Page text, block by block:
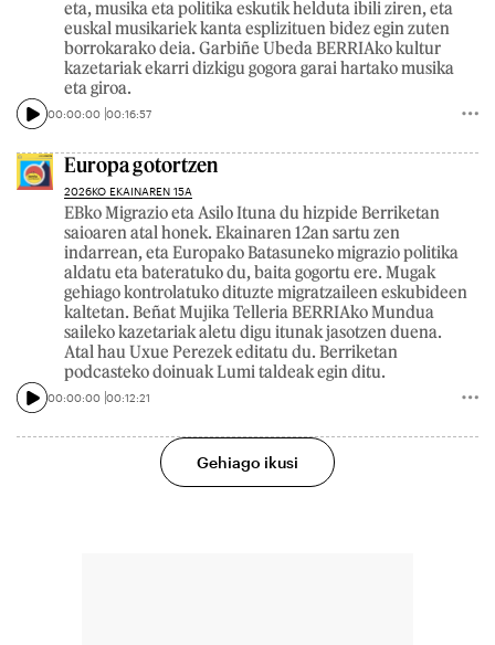
eta, musika eta politika eskutik helduta ibili ziren, eta
euskal musikariek kanta esplizituen bidez egin zuten
borrokarako deia. Garbiñe Ubeda BERRIAko kultur
kazetariak ekarri dizkigu gogora garai hartako musika
eta giroa.
00:00:00 00:16:57
Europa gotortzen
2026KO EKAINAREN 15A
EBko Migrazio eta Asilo Ituna du hizpide Berriketan
saioaren atal honek. Ekainaren 12an sartu zen
indarrean, eta Europako Batasuneko migrazio politika
aldatu eta bateratuko du, baita gogortu ere. Mugak
gehiago kontrolatuko dituzte migratzaileen eskubideen
kaltetan. Beñat Mujika Telleria BERRIAko Mundua
saileko kazetariak aletu digu itunak jasotzen duena.
Atal hau Uxue Perezek editatu du. Berriketan
podcasteko doinuak Lumi taldeak egin ditu.
00:00:00 00:12:21
Gehiago ikusi